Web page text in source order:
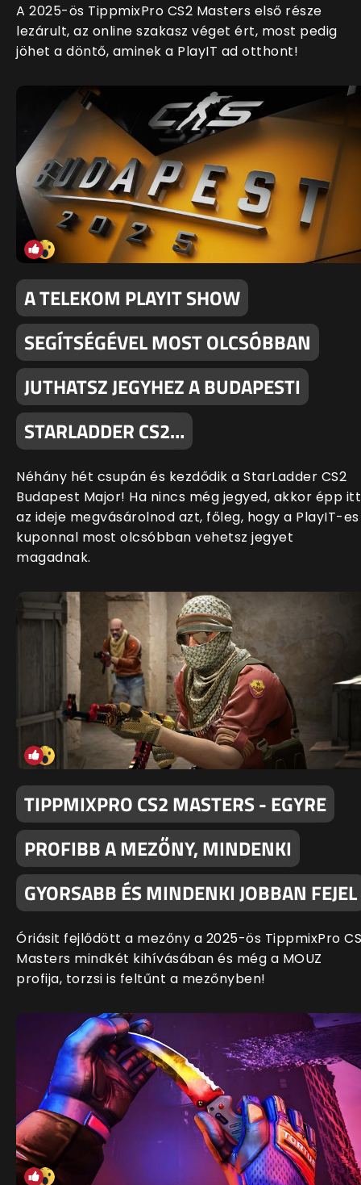
A 2025-ös TippmixPro CS2 Masters első része
lezárult, az online szakasz véget ért, most pedig
jöhet a döntő, aminek a PlayIT ad otthont!
A TELEKOM PLAYIT SHOW
SEGÍTSÉGÉVEL MOST OLCSÓBBAN
JUTHATSZ JEGYHEZ A BUDAPESTI
STARLADDER CS2…
Néhány hét csupán és kezdődik a StarLadder CS2
Budapest Major! Ha nincs még jegyed, akkor épp itt
az ideje megvásárolnod azt, főleg, hogy a PlayIT-es
kuponnal most olcsóbban vehetsz jegyet
magadnak.
TIPPMIXPRO CS2 MASTERS - EGYRE
PROFIBB A MEZŐNY, MINDENKI
GYORSABB ÉS MINDENKI JOBBAN FEJEL
Óriásit fejlődött a mezőny a 2025-ös TippmixPro
Masters mindkét kihívásában és még a MOUZ
profija, torzsi is feltűnt a mezőnyben!